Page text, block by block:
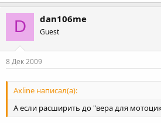
D dan106me
Guest
8 Дек 2009
Axline написал(а):
А если расширить до "вера для